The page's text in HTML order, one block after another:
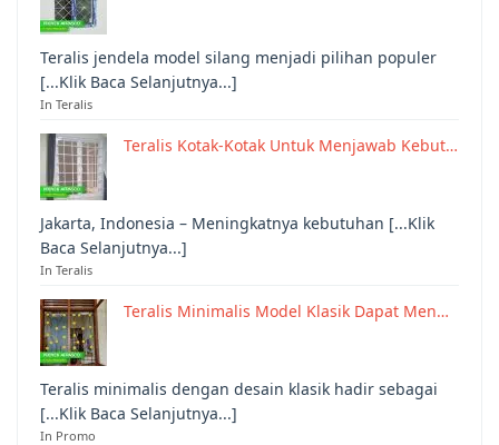
Teralis jendela model silang menjadi pilihan populer
[...Klik Baca Selanjutnya...]
In Teralis
Teralis Kotak-Kotak Untuk Menjawab Kebut…
Jakarta, Indonesia – Meningkatnya kebutuhan [...Klik
Baca Selanjutnya...]
In Teralis
Teralis Minimalis Model Klasik Dapat Men…
Teralis minimalis dengan desain klasik hadir sebagai
[...Klik Baca Selanjutnya...]
In Promo